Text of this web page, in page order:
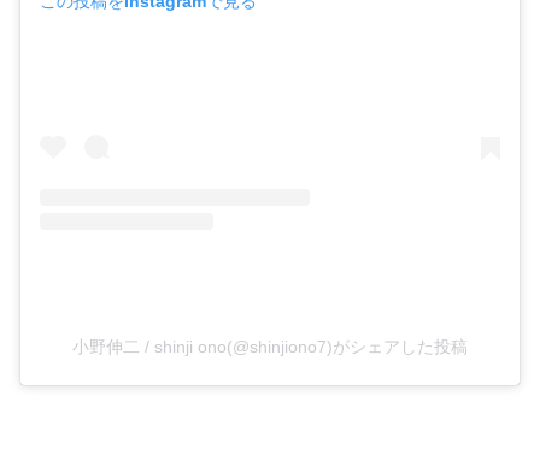
小野伸二 / shinji ono(@shinjiono7)がシェアした投稿